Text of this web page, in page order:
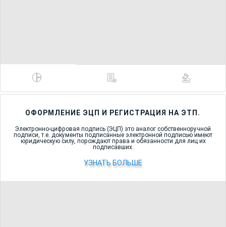
ОФОРМЛЕНИЕ ЭЦП И РЕГИСТРАЦИЯ НА ЭТП.
Электронно-цифровая подпись (ЭЦП) это аналог собственноручной
подписи, т.е. документы подписанные электронной подписью имеют
юридическую силу, порождают права и обязанности для лиц их
подписавших.
УЗНАТЬ БОЛЬШЕ